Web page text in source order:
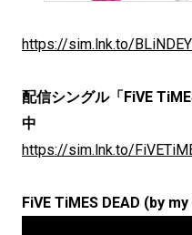
https://sim.lnk.to/
配信シングル「FiVE
中
https://sim.lnk.to/
FiVE TiMES DEAD (by